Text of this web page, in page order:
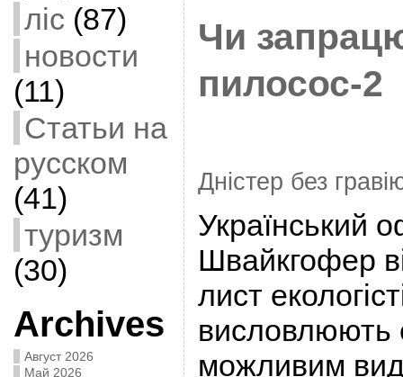
ліс (87)
новости
(11)
Статьи на
русском
(41)
туризм
(30)
Archives
Август 2026
Май 2026
Чи
пилосос-2
Дністер без
Український
Швайкгофер
лист
висловлюють
можливим